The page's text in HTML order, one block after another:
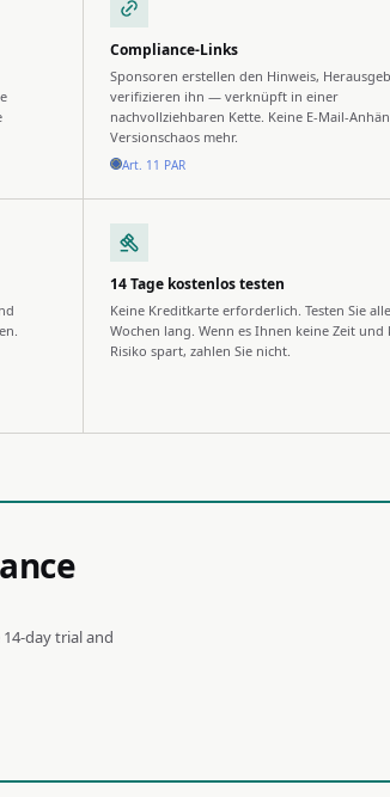
Compliance-Links
Sponsoren erstellen den Hinweis,
verifizieren ihn — verknüpft in einer
nachvollziehbaren Kette. Keine E-Mail-
Versionschaos mehr.
Art. 11 PAR
14 Tage kostenlos testen
Keine Kreditkarte erforderlich. Testen Sie
Wochen lang. Wenn es Ihnen keine Zeit und
Risiko spart, zahlen Sie nicht.
day trial and